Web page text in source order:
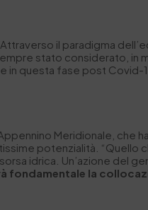
il paradigma
stato considerato, in
in questa fase post Covid-
Meridionale, che
potenzialità. “Quello
idrica. Un’azione del
fondamentale la